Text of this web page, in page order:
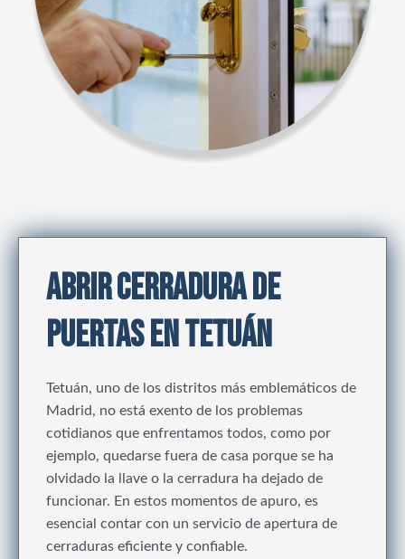
ABRIR CERRADURA DE
PUERTAS EN TETUÁN
Tetuán, uno de los distritos más emblemáticos de
Madrid, no está exento de los problemas
cotidianos que enfrentamos todos, como por
ejemplo, quedarse fuera de casa porque se ha
olvidado la llave o la cerradura ha dejado de
funcionar. En estos momentos de apuro, es
esencial contar con un servicio de apertura de
cerraduras eficiente y confiable.